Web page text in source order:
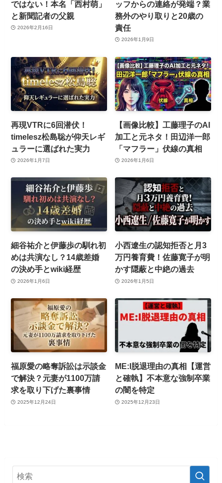
ではない！本名「西村萌」
と新聞記者の父親
2026年2月16日
ッフからの連絡が発端？業
務外のやり取りと20歳の
責任
2026年1月9日
再現VTRに6回潜伏！
timelesz松島聡が仰天レギ
ュラーに選ばれた実力
2026年1月7日
【画像比較】工藤理子のAI
加工と元ネタ！田辺洋一郎
「マフラー」伏線の真相
2026年1月6日
細谷祐介と伊藤歩の馴れ初
めは共演なし？14歳差婚
の決め手とwiki経歴
2026年1月6日
小西遼生の認知拒否と月3
万円養育費！佐藤寛子が明
かす隠蔽と中絶の過去
2026年1月5日
福原愛の略奪訴訟は示談金
で解決？元妻が1100万請
求を取り下げた裏事情
2025年12月24日
ME:I脱退理由の真相【運営
と確執】不本意な強制卒業
の闇を特定
2025年12月23日